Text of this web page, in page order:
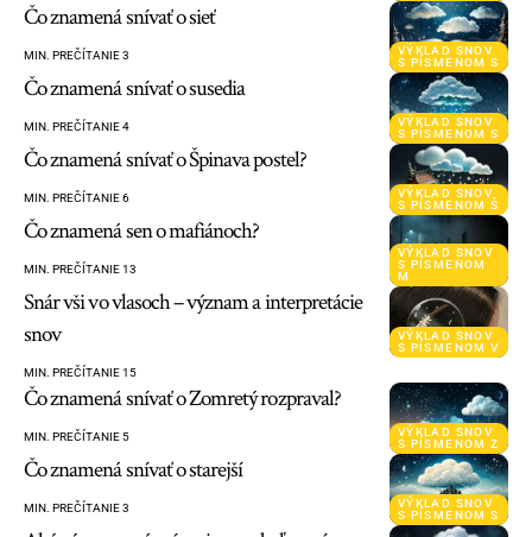
VÝKLAD SNOV
S PÍSMENOM S
Čo znamená snívať o sieť
MIN. PREČÍTANIE 3
VÝKLAD SNOV
S PÍSMENOM S
Čo znamená snívať o susedia
MIN. PREČÍTANIE 4
VÝKLAD SNOV
S PÍSMENOM Š
Čo znamená snívať o Špinava postel?
MIN. PREČÍTANIE 6
VÝKLAD SNOV
S PÍSMENOM
M
Čo znamená sen o mafiánoch?
MIN. PREČÍTANIE 13
VÝKLAD SNOV
S PÍSMENOM V
Snár vši vo vlasoch – význam a interpretácie
snov
MIN. PREČÍTANIE 15
VÝKLAD SNOV
S PÍSMENOM Z
Čo znamená snívať o Zomretý rozpraval?
MIN. PREČÍTANIE 5
VÝKLAD SNOV
S PÍSMENOM S
Čo znamená snívať o starejší
MIN. PREČÍTANIE 3